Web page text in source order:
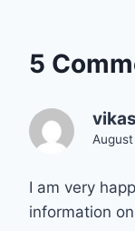
5
I am very
information